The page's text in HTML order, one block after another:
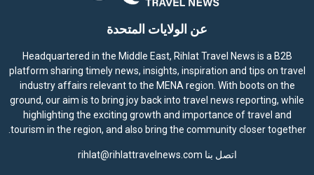
عن الولايات المتحدة
Headquartered in the Middle East, Rihlat Travel News is a B2B
platform sharing timely news, insights, inspiration and tips on travel
industry affairs relevant to the MENA region. With boots on the
ground, our aim is to bring joy back into travel news reporting, while
highlighting the exciting growth and importance of travel and
tourism in the region, and also bring the community closer together.
اتصل بنا rihlat@rihlattravelnews.com